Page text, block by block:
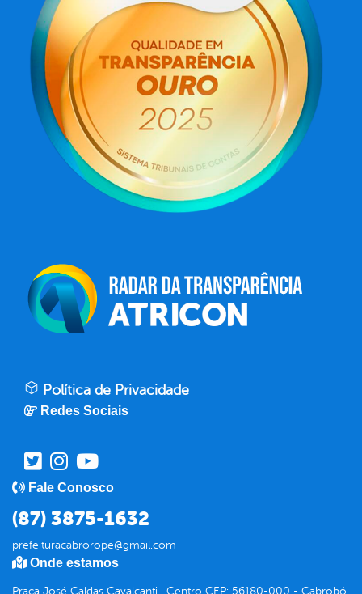
Política de Privacidade
Redes Sociais
Fale Conosco
(87) 3875-1632
prefeituracabrorope@gmail.com
Onde estamos
Praça José Caldas Cavalcanti , Centro CEP: 56180-000 - Cabrobó